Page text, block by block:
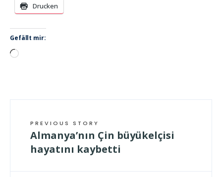
Drucken
Gefällt mir:
Wird
PREVIOUS STORY
Almanya’nın Çin büyükelçisi
hayatını kaybetti